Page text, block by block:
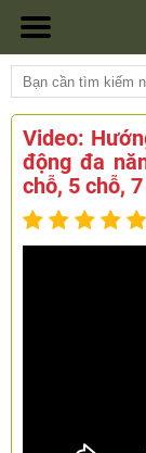
Video:
động đa
chỗ, 5 chỗ,